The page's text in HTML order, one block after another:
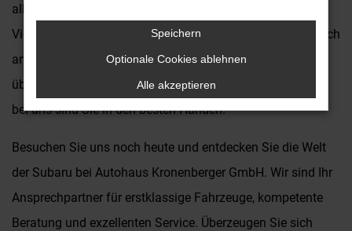
alles rund um Subaru bieten wir Ihnen zusätzlich eine
Vielzahl von Serviceleistungen an, um Ihr Fahrerlebnis noch
angenehmer zu gestalten. Von regelmäßigen Wartungen
über Reparaturen bis hin zu individuellen Anpassungen -
bei uns sind Sie in den besten Händen.
Besuchen Sie uns noch heute und entdecken Sie die Welt
der Subaru bei Autohaus Kronenberger GmbH. Wir sind Ihr
Ansprechpartner für erstklassige Fahrzeuge, kompetente
Beratung und exzellenten Service. Überzeugen Sie sich
Speichern
Optionale Cookies ablehnen
Alle akzeptieren